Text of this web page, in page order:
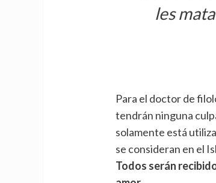
les
Para el doctor de
tendrán ninguna
solamente está
se consideran en el
Todos serán